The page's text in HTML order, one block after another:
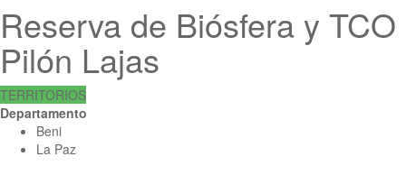
Reserva de Biósfera y TCO
Pilón Lajas
TERRITORIOS
Departamento
Beni
La Paz